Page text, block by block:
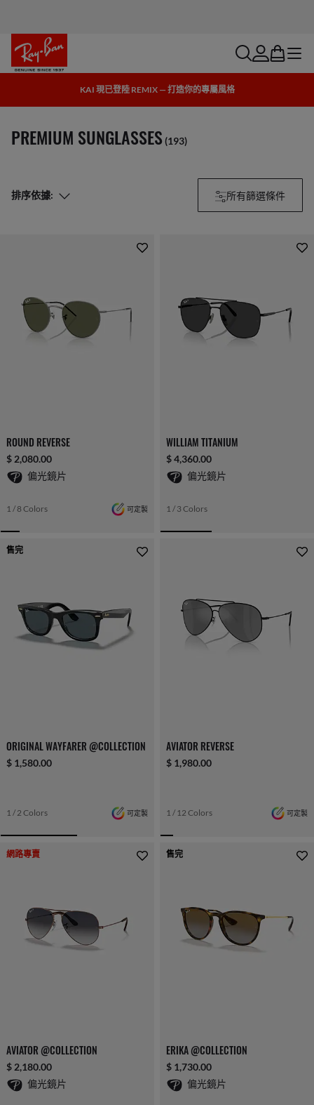
searchaccount
bag menu
KAI 現已登陸 REMIX — 打造你的專屬風格
PREMIUM SUNGLASSES (193)
所有篩選條件
排序依據:
ROUND REVERSE
$ 2,080.00
偏光鏡片
1 / 8 Colors 可定製
WILLIAM TITANIUM
$ 4,360.00
偏光鏡片
1 / 3 Colors
售完
ORIGINAL WAYFARER @COLLECTION
$ 1,580.00
1 / 2 Colors 可定製
AVIATOR REVERSE
$ 1,980.00
1 / 12 Colors 可定製
網路專賣
AVIATOR @COLLECTION
$ 2,180.00
偏光鏡片
售完
ERIKA @COLLECTION
$ 1,730.00
偏光鏡片